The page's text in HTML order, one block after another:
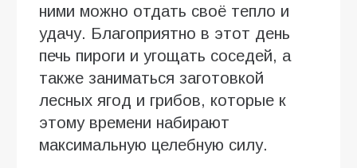
ними можно отдать своё тепло и
удачу. Благоприятно в этот день
печь пироги и угощать соседей, а
также заниматься заготовкой
лесных ягод и грибов, которые к
этому времени набирают
максимальную целебную силу.